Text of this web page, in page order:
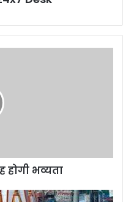
होगी भव्यता